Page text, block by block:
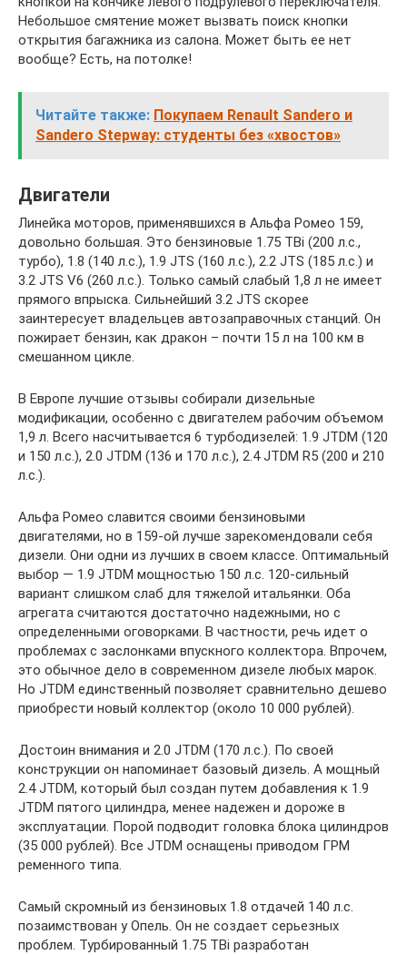
Небольшое смятение может вызвать поиск кнопки
открытия багажника из салона. Может быть ее нет
вообще? Есть, на потолке!
Читайте также: Покупаем Renault Sandero и
Sandero Stepway: студенты без «хвостов»
Двигатели
Линейка моторов, применявшихся в Альфа Ромео 159,
довольно большая. Это бензиновые 1.75 TBi (200 л.с.,
турбо), 1.8 (140 л.с.), 1.9 JTS (160 л.с.), 2.2 JTS (185 л.с.) и
3.2 JTS V6 (260 л.с.). Только самый слабый 1,8 л не имеет
прямого впрыска. Сильнейший 3.2 JTS скорее
заинтересует владельцев автозаправочных станций. Он
пожирает бензин, как дракон – почти 15 л на 100 км в
смешанном цикле.
В Европе лучшие отзывы собирали дизельные
модификации, особенно с двигателем рабочим объемом
1,9 л. Всего насчитывается 6 турбодизелей: 1.9 JTDM (120
и 150 л.с.), 2.0 JTDM (136 и 170 л.с.), 2.4 JTDM R5 (200 и 210
л.с.).
Альфа Ромео славится своими бензиновыми
двигателями, но в 159-ой лучше зарекомендовали себя
дизели. Они одни из лучших в своем классе. Оптимальный
выбор — 1.9 JTDM мощностью 150 л.с. 120-сильный
вариант слишком слаб для тяжелой итальянки. Оба
агрегата считаются достаточно надежными, но с
определенными оговорками. В частности, речь идет о
проблемах с заслонками впускного коллектора. Впрочем,
это обычное дело в современном дизеле любых марок.
Но JTDM единственный позволяет сравнительно дешево
приобрести новый коллектор (около 10 000 рублей).
Достоин внимания и 2.0 JTDM (170 л.с.). По своей
конструкции он напоминает базовый дизель. А мощный
2.4 JTDM, который был создан путем добавления к 1.9
JTDM пятого цилиндра, менее надежен и дороже в
эксплуатации. Порой подводит головка блока цилиндров
(35 000 рублей). Все JTDM оснащены приводом ГРМ
ременного типа.
Самый скромный из бензиновых 1.8 отдачей 140 л.с.
позаимствован у Опель. Он не создает серьезных
проблем. Турбированный 1.75 TBi разработан